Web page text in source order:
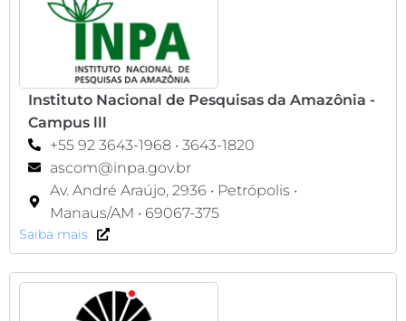
Instituto Nacional de Pesquisas da Amazônia -
Campus lll
+55 92 3643-1968 • 3643-1820
ascom@inpa.gov.br
Av. André Araújo, 2936 • Petrópolis •
Manaus/AM • 69067-375
Saiba mais